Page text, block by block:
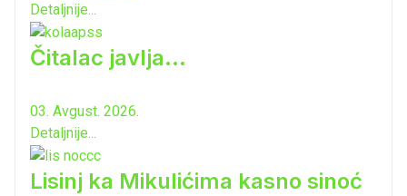
Detaljnije...
Čitalac javlja...
03. Avgust. 2026.
Detaljnije...
Lisinj ka Mikulićima kasno sinoć